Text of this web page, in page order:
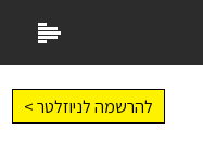
להרשמה לניוזלטר >